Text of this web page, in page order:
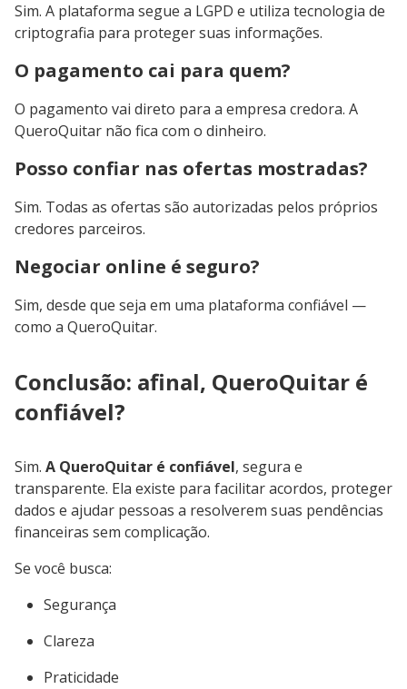
Sim. A plataforma segue a LGPD e utiliza tecnologia de
criptografia para proteger suas informações.
O pagamento cai para quem?
O pagamento vai direto para a empresa credora. A
QueroQuitar não fica com o dinheiro.
Posso confiar nas ofertas mostradas?
Sim. Todas as ofertas são autorizadas pelos próprios
credores parceiros.
Negociar online é seguro?
Sim, desde que seja em uma plataforma confiável —
como a QueroQuitar.
Conclusão: afinal, QueroQuitar é
confiável?
Sim. A QueroQuitar é confiável, segura e
transparente. Ela existe para facilitar acordos, proteger
dados e ajudar pessoas a resolverem suas pendências
financeiras sem complicação.
Se você busca:
Segurança
Clareza
Praticidade